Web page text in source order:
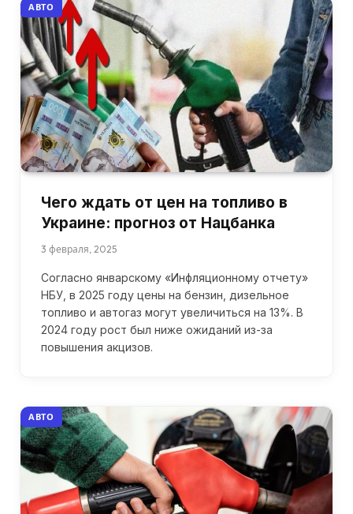
АВТО
Чего ждать от цен на топливо в
Украине: прогноз от Нацбанка
3 февраля, 2025
Согласно январскому «Инфляционному отчету»
НБУ, в 2025 году цены на бензин, дизельное
топливо и автогаз могут увеличиться на 13%. В
2024 году рост был ниже ожиданий из-за
повышения акцизов.
АВТО